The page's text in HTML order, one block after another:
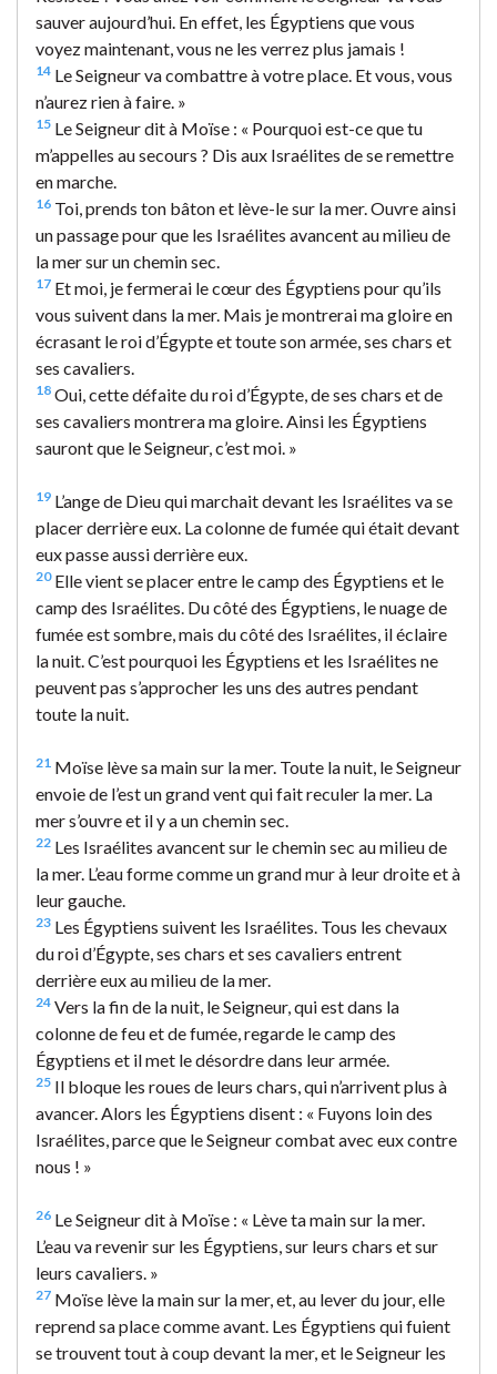
sauver aujourd’hui. En effet, les Égyptiens que vous
voyez maintenant, vous ne les verrez plus jamais !
14 Le Seigneur va combattre à votre place. Et vous, vous
n’aurez rien à faire. »
15 Le Seigneur dit à Moïse : « Pourquoi est-ce que tu
m’appelles au secours ? Dis aux Israélites de se remettre
en marche.
16 Toi, prends ton bâton et lève-le sur la mer. Ouvre ainsi
un passage pour que les Israélites avancent au milieu de
la mer sur un chemin sec.
17 Et moi, je fermerai le cœur des Égyptiens pour qu’ils
vous suivent dans la mer. Mais je montrerai ma gloire en
écrasant le roi d’Égypte et toute son armée, ses chars et
ses cavaliers.
18 Oui, cette défaite du roi d’Égypte, de ses chars et de
ses cavaliers montrera ma gloire. Ainsi les Égyptiens
sauront que le Seigneur, c’est moi. »
19 L’ange de Dieu qui marchait devant les Israélites va se
placer derrière eux. La colonne de fumée qui était devant
eux passe aussi derrière eux.
20Elle vient se placer entre le camp des Égyptiens et le
camp des Israélites. Du côté des Égyptiens, le nuage de
fumée est sombre, mais du côté des Israélites, il éclaire
la nuit. C’est pourquoi les Égyptiens et les Israélites ne
peuvent pas s’approcher les uns des autres pendant
toute la nuit.
21 Moïse lève sa main sur la mer. Toute la nuit, le Seigneur
envoie de l’est un grand vent qui fait reculer la mer. La
mer s’ouvre et il y a un chemin sec.
22 Les Israélites avancent sur le chemin sec au milieu de
la mer. L’eau forme comme un grand mur à leur droite et à
leur gauche.
23 Les Égyptiens suivent les Israélites. Tous les chevaux
du roi d’Égypte, ses chars et ses cavaliers entrent
derrière eux au milieu de la mer.
24 Vers la fin de la nuit, le Seigneur, qui est dans la
colonne de feu et de fumée, regarde le camp des
Égyptiens et il met le désordre dans leur armée.
25 Il bloque les roues de leurs chars, qui n’arrivent plus à
avancer. Alors les Égyptiens disent : « Fuyons loin des
Israélites, parce que le Seigneur combat avec eux contre
nous ! »
26 Le Seigneur dit à Moïse : « Lève ta main sur la mer.
L’eau va revenir sur les Égyptiens, sur leurs chars et sur
leurs cavaliers. »
27 Moïse lève la main sur la mer, et, au lever du jour, elle
reprend sa place comme avant. Les Égyptiens qui fuient
se trouvent tout à coup devant la mer, et le Seigneur les